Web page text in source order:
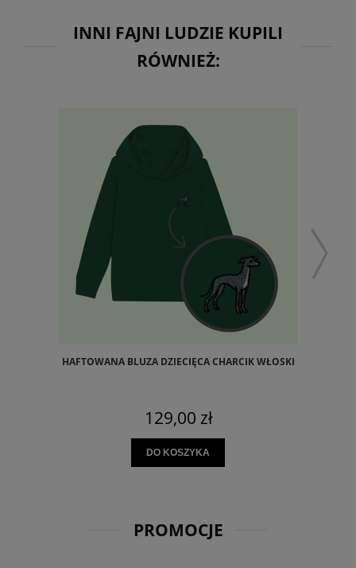
INNI FAJNI LUDZIE KUPILI
RÓWNIEŻ:
HAFTOWANA BLUZA DZIECIĘCA CHARCIK WŁOSKI
129,00 zł
DO KOSZYKA
PROMOCJE